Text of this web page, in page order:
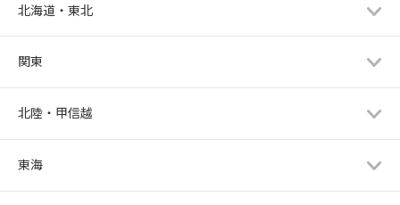
北海道・東北
関東
北陸・甲信越
東海